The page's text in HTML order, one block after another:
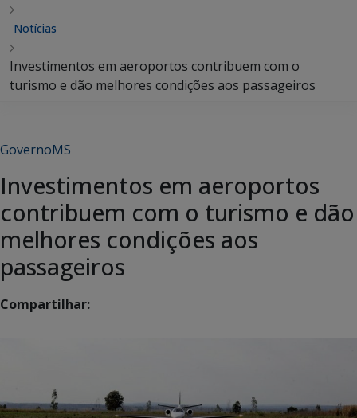
Notícias
Investimentos em aeroportos contribuem com o
turismo e dão melhores condições aos passageiros
GovernoMS
Investimentos em aeroportos
contribuem com o turismo e dão
melhores condições aos
passageiros
Compartilhar: